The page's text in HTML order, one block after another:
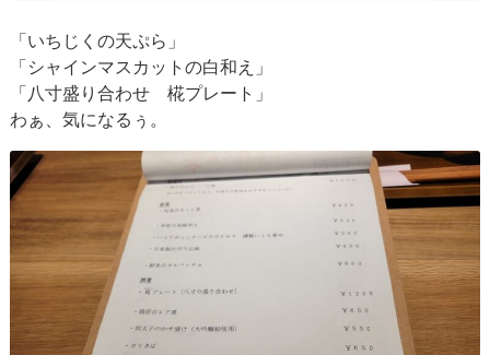
「いちじくの天ぷら」
「シャインマスカットの白和え」
「八寸盛り合わせ 椛プレート」
わぁ、気になるぅ。